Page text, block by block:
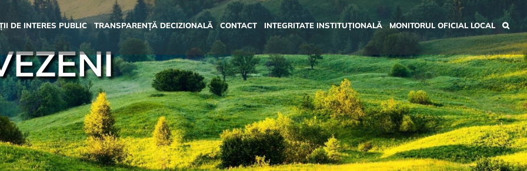
DE INTERES PUBLIC TRANSPARENȚĂ DECIZIONALĂ CONTACT INTEGRITATE INSTITUȚIONALĂ MONITORUL OFICIAL LOCAL